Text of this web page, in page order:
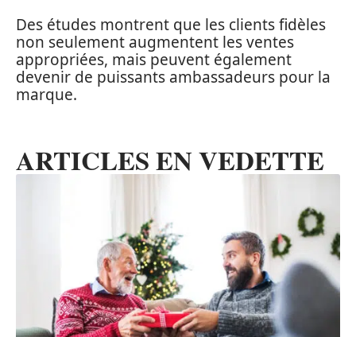
Des études montrent que les clients fidèles
non seulement augmentent les ventes
appropriées, mais peuvent également
devenir de puissants ambassadeurs pour la
marque.
ARTICLES EN VEDETTE